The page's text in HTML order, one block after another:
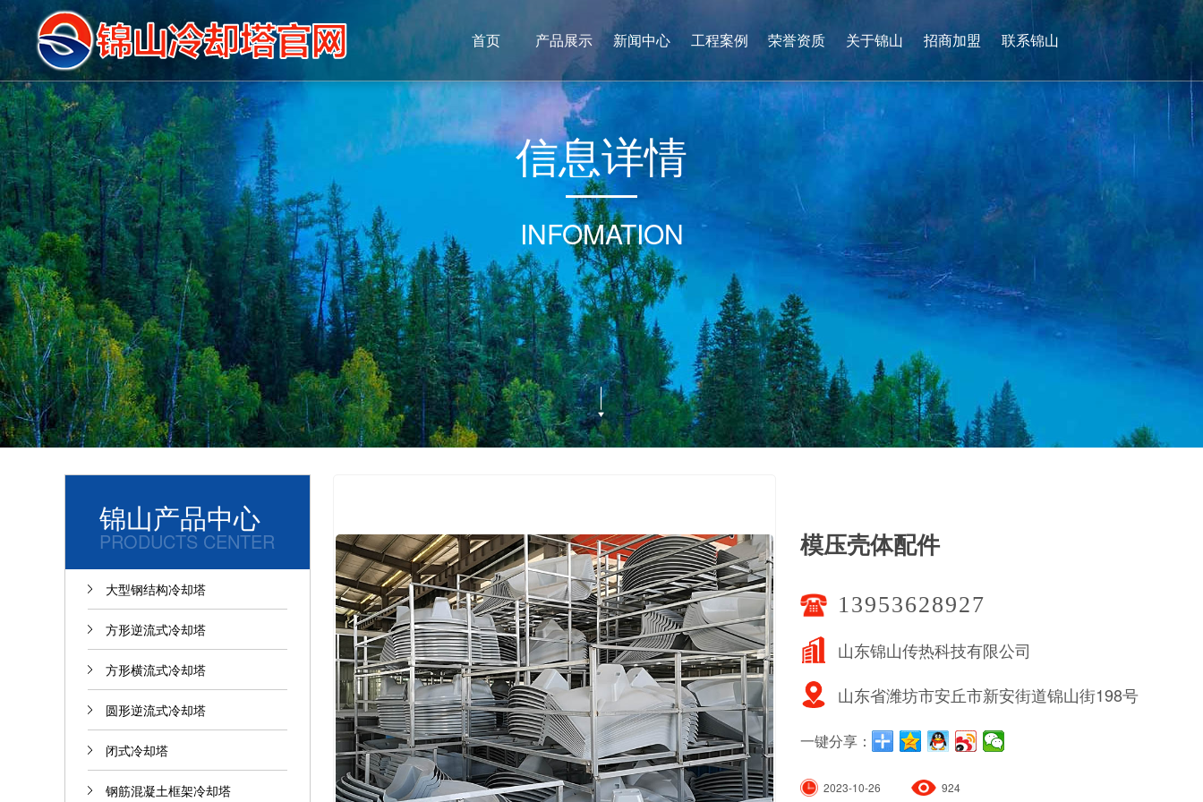
首页 产品展示 新闻中心 工程案例 荣誉资质 关于锦山 招商加盟 联系锦山
0536-4736265
13953628927
信息详情
INFOMATION
锦山产品中心
PRODUCTS CENTER
大型钢结构冷却塔
方形逆流式冷却塔
方形横流式冷却塔
圆形逆流式冷却塔
闭式冷却塔
钢筋混凝土框架冷却塔
模压壳体配件
13953628927
山东锦山传热科技有限公司
山东省潍坊市安丘市新安街道锦山街198号
一键分享：
2023-10-26 924